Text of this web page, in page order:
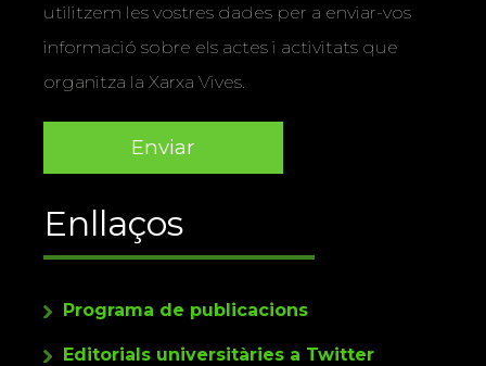
utilitzem les vostres dades per a enviar-vos
informació sobre els actes i activitats que
organitza la Xarxa Vives.
Enllaços
Programa de publicacions
Editorials universitàries a Twitter